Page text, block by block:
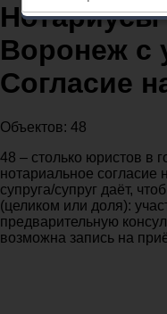
Нотариусы
Воронеж с
Согласие
Объектов: 48
48 – столько юристов в
нотариальное согласие
супруга/супруг даёт,
(целиком или доля):
предварительную
возможна запись на